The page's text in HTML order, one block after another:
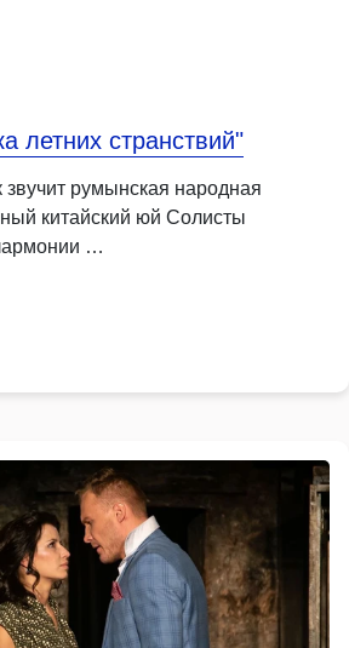
летних странствий"
румынская народная
китайский юй Солисты
…